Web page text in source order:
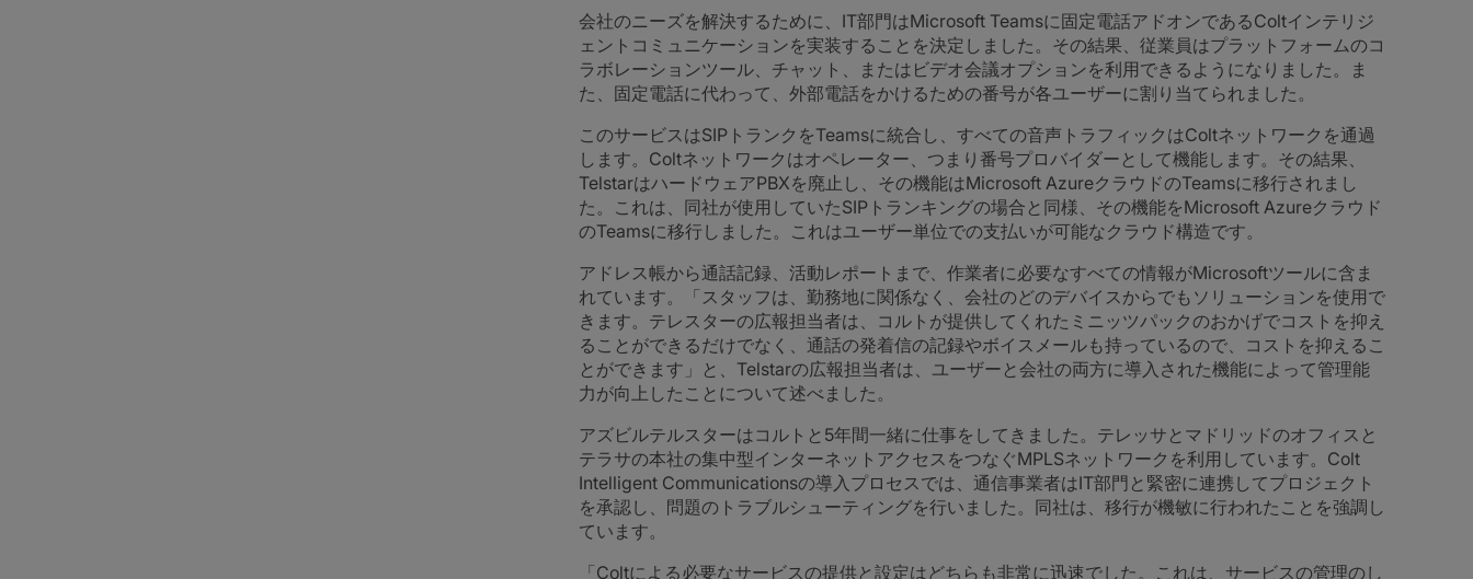
会社のニーズを解決するために、IT部門はMicrosoft Teamsに固定電話アドオンであるColtインテリジ
ェントコミュニケーションを実装することを決定しました。その結果、従業員はプラットフォームのコ
ラボレーションツール、チャット、またはビデオ会議オプションを利用できるようになりました。ま
た、固定電話に代わって、外部電話をかけるための番号が各ユーザーに割り当てられました。
このサービスはSIPトランクをTeamsに統合し、すべての音声トラフィックはColtネットワークを通過
します。Coltネットワークはオペレーター、つまり番号プロバイダーとして機能します。その結果、
TelstarはハードウェアPBXを廃止し、その機能はMicrosoft AzureクラウドのTeamsに移行されまし
た。これは、同社が使用していたSIPトランキングの場合と同様、その機能をMicrosoft Azureクラウド
のTeamsに移行しました。これはユーザー単位での支払いが可能なクラウド構造です。
アドレス帳から通話記録、活動レポートまで、作業者に必要なすべての情報がMicrosoftツールに含ま
れています。「スタッフは、勤務地に関係なく、会社のどのデバイスからでもソリューションを使用で
きます。テレスターの広報担当者は、コルトが提供してくれたミニッツパックのおかげでコストを抑え
ることができるだけでなく、通話の発着信の記録やボイスメールも持っているので、コストを抑えるこ
とができます」と、Telstarの広報担当者は、ユーザーと会社の両方に導入された機能によって管理能
力が向上したことについて述べました。
アズビルテルスターはコルトと5年間一緒に仕事をしてきました。テレッサとマドリッドのオフィスと
テラサの本社の集中型インターネットアクセスをつなぐMPLSネットワークを利用しています。Colt
Intelligent Communicationsの導入プロセスでは、通信事業者はIT部門と緊密に連携してプロジェクト
を承認し、問題のトラブルシューティングを行いました。同社は、移行が機敏に行われたことを強調し
ています。
「Coltによる必要なサービスの提供と設定はどちらも非常に迅速でした。これは、サービスの管理のし